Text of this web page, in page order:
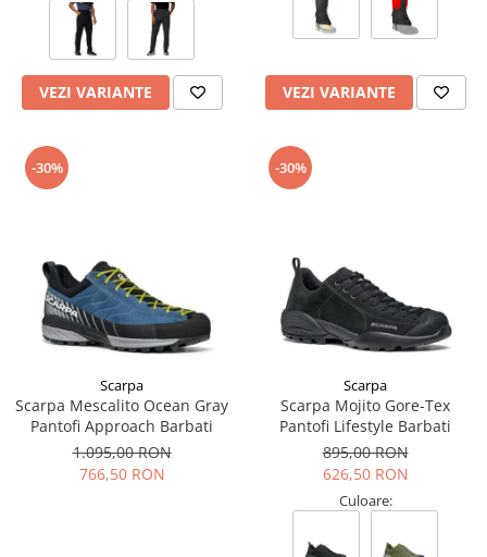
VEZI VARIANTE VEZI VARIANTE
-30%
Scarpa
Scarpa Mescalito Ocean Gray
Pantofi Approach Barbati
1.095,00 RON
766,50 RON
-30%
Scarpa
Scarpa Mojito Gore-Tex
Pantofi Lifestyle Barbati
895,00 RON
626,50 RON
Culoare: